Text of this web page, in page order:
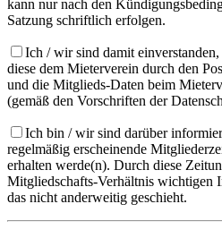
kann nur nach den
Satzung schriftlich erfolgen.
Ich / wir sind damit
diese dem Mieterverein durch den
und die Mitglieds-Daten beim
(gemäß den Vorschriften der
Ich bin / wir sind darüber
regelmäßig erscheinende
erhalten werde(n). Durch diese
Mitgliedschafts-Verhältnis wichtigen
das nicht anderweitig geschieht.